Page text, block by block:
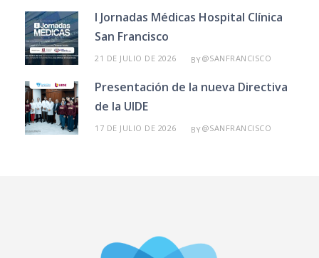
I Jornadas Médicas Hospital Clínica
San Francisco
21 DE JULIO DE 2026 BY@SANFRANCISCO
Presentación de la nueva Directiva
de la UIDE
17 DE JULIO DE 2026 BY@SANFRANCISCO